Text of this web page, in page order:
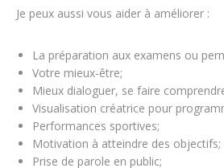
Je peux aussi vous aider à améliorer :
La préparation aux examens ou
Votre mieux-être;
Mieux dialoguer, se faire
Visualisation créatrice pour
Performances sportives;
Motivation à atteindre des objectifs;
Prise de parole en public;